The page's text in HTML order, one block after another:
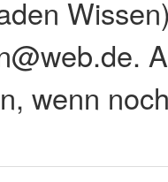
wenn